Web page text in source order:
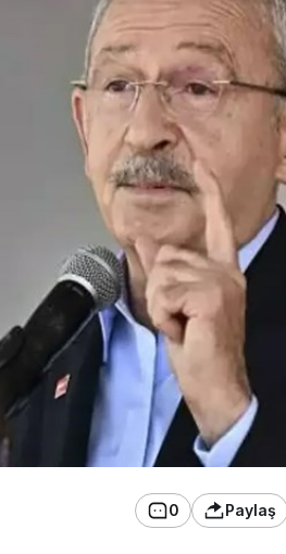
0 Paylaş